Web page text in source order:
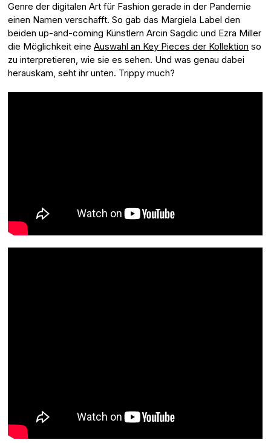
Genre der digitalen Art für Fashion gerade in der Pandemie
einen Namen verschafft. So gab das Margiela Label den
beiden up-and-coming Künstlern Arcin Sagdic und Ezra Miller
die Möglichkeit eineAuswahl an Key Pieces der Kollektion so
zu interpretieren, wie sie es sehen. Und was genau dabei
herauskam, seht ihr unten. Trippy much?